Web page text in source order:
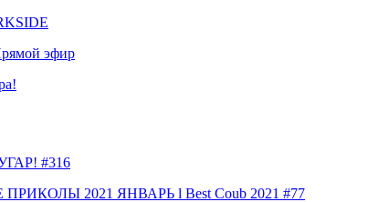
эфир
#316
2021 ЯНВАРЬ l Best Coub 2021 #77